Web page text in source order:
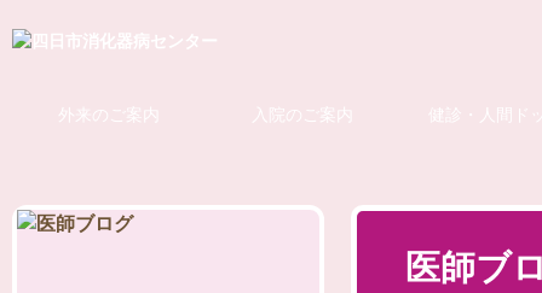
外来のご案内 入院のご案内 健診・人間ド
医師ブ